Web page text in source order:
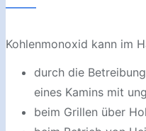
Kohlenmonoxid kann im
durch die
eines Kamins mit
beim Grillen über